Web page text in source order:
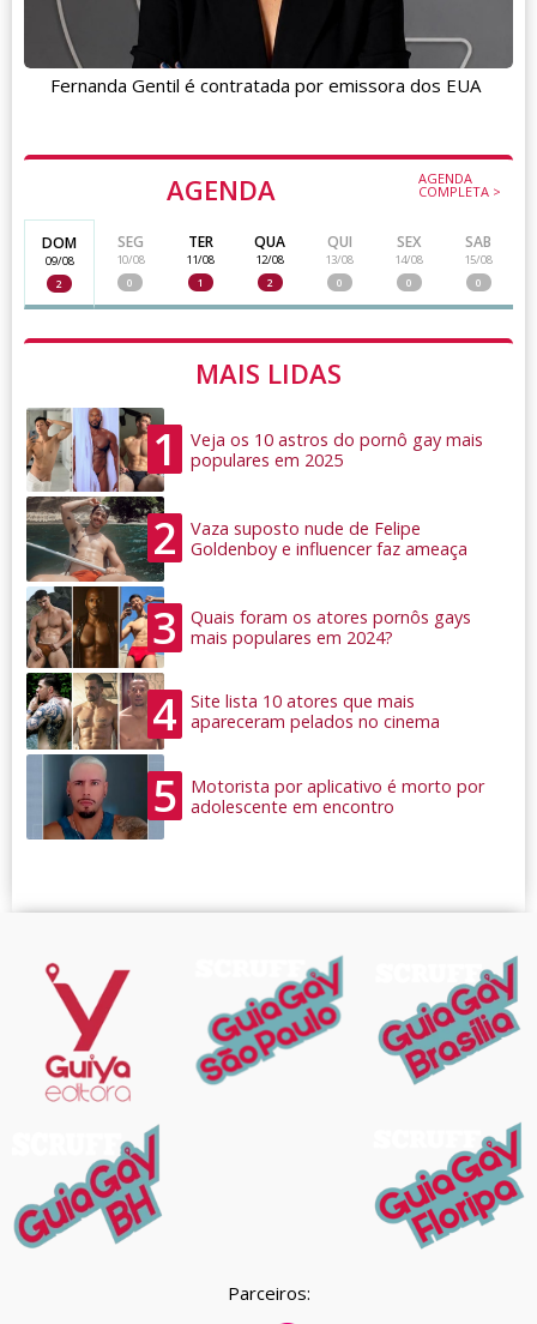
AGENDA AGENDA
COMPLETA >
DOM
09/08
2
SEG
10/08
0
TER
11/08
1
QUA
12/08
2
QUI
13/08
0
SEX
14/08
0
SAB
15/08
0
MAIS LIDAS
1
Veja os 10 astros do pornô gay mais
populares em 2025
2
Vaza suposto nude de Felipe
Goldenboy e influencer faz ameaça
3
Quais foram os atores pornôs gays
mais populares em 2024?
4
Site lista 10 atores que mais
apareceram pelados no cinema
5
Motorista por aplicativo é morto por
adolescente em encontro
Fernanda Gentil é contratada por emissora dos EUA
Parceiros: